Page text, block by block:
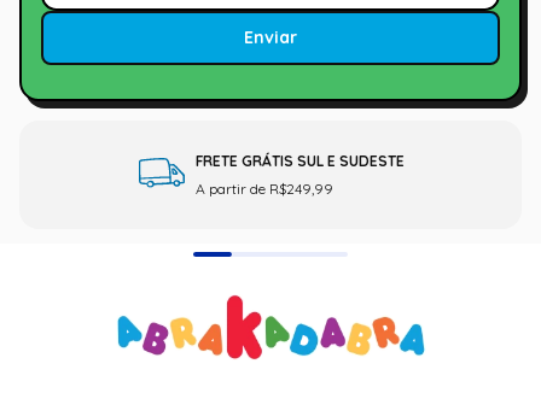
Enviar
FRETE GRÁTIS SUL E SUDESTE
A partir de R$249,99